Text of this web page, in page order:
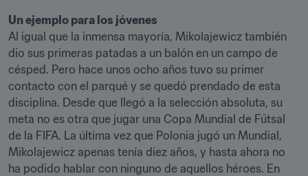
Un ejemplo para los jóvenes
Al igual que la inmensa mayoría, Mikolajewicz también
dio sus primeras patadas a un balón en un campo de
césped. Pero hace unos ocho años tuvo su primer
contacto con el parqué y se quedó prendado de esta
disciplina. Desde que llegó a la selección absoluta, su
meta no es otra que jugar una Copa Mundial de Fútsal
de la FIFA. La última vez que Polonia jugó un Mundial,
Mikolajewicz apenas tenía diez años, y hasta ahora no
ha podido hablar con ninguno de aquellos héroes. En